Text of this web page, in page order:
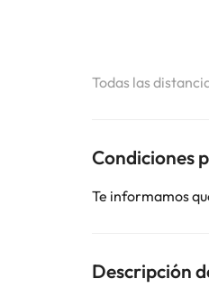
Todas las
Condiciones
Te informamos
Descripción